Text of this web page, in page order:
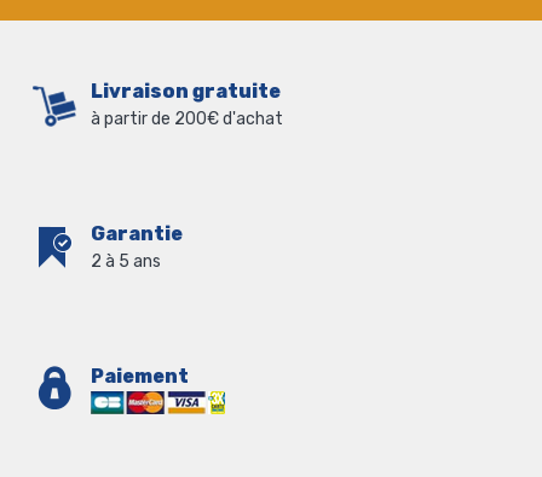
Livraison gratuite
à partir de 200€ d'achat
Garantie
2 à 5 ans
Paiement